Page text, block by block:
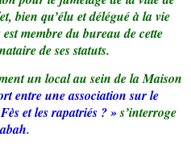
bien qu’élu et délégué à la vie
est membre du bureau de cette
de ses statuts.
un local au sein de la Maison
entre une association sur le
et les rapatriés ? »s’interroge
.